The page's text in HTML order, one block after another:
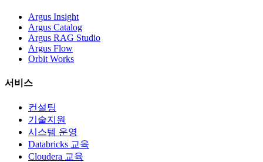
Argus Insight
Argus Catalog
Argus RAG Studio
Argus Flow
Orbit Works
서비스
컨설팅
기술지원
시스템 운영
Databricks 교육
Cloudera 교육